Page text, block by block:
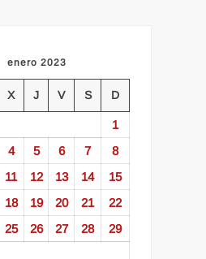
enero 2023
X J V S D
1
4 5 6 7
8
11 12 13 14
15
18 19 20 21
22
25 26 27 28
29